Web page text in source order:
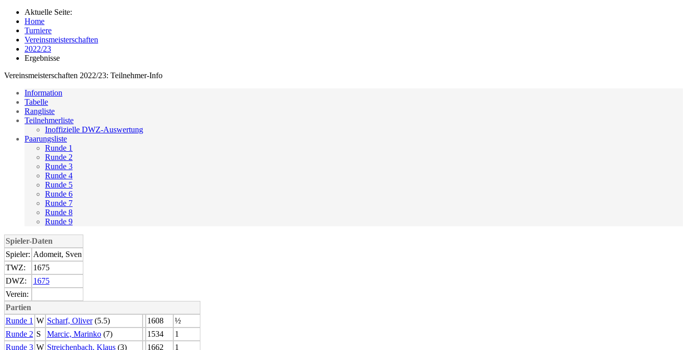
Aktuelle Seite:
Home
Turniere
Vereinsmeisterschaften
2022/23
Ergebnisse
Vereinsmeisterschaften 2022/23: Teilnehmer-Info
Information
Tabelle
Rangliste
Teilnehmerliste
Inoffizielle DWZ-Auswertung
Paarungsliste
Runde 1
Runde 2
Runde 3
Runde 4
Runde 5
Runde 6
Runde 7
Runde 8
Runde 9
Spieler-Daten
Spieler: Adomeit, Sven
TWZ:
1675
DWZ:
1675
Verein:
Partien
Runde 1 W Scharf, Oliver(5.5) 1608
½
Runde 2 S Marcic, Marinko(7) 1534
1
Runde 3 W Streichenbach, Klaus(3) 1662 1